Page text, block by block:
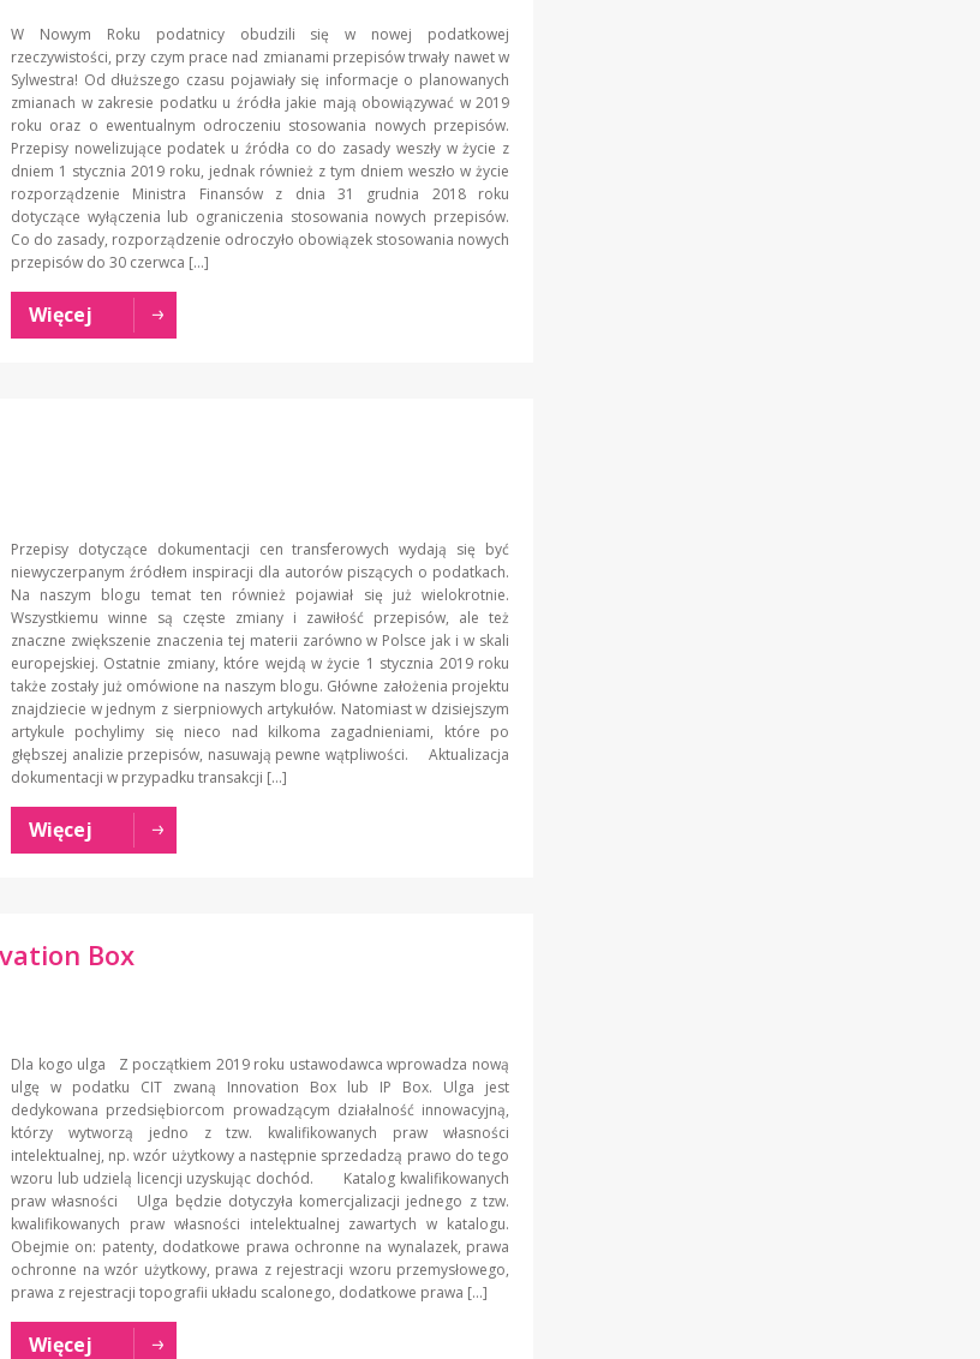
W Nowym Roku podatnicy obudzili się w nowej podatkowej
rzeczywistości, przy czym prace nad zmianami przepisów trwały nawet w
Sylwestra! Od dłuższego czasu pojawiały się informacje o planowanych
zmianach w zakresie podatku u źródła jakie mają obowiązywać w 2019
roku oraz o ewentualnym odroczeniu stosowania nowych przepisów.
Przepisy nowelizujące podatek u źródła co do zasady weszły w życie z
dniem 1 stycznia 2019 roku, jednak również z tym dniem weszło w życie
rozporządzenie Ministra Finansów z dnia 31 grudnia 2018 roku
dotyczące wyłączenia lub ograniczenia stosowania nowych przepisów.
Co do zasady, rozporządzenie odroczyło obowiązek stosowania nowych
przepisów do 30 czerwca […]
Więcej
Przepisy dotyczące dokumentacji cen transferowych wydają się być
niewyczerpanym źródłem inspiracji dla autorów piszących o podatkach.
Na naszym blogu temat ten również pojawiał się już wielokrotnie.
Wszystkiemu winne są częste zmiany i zawiłość przepisów, ale też
znaczne zwiększenie znaczenia tej materii zarówno w Polsce jak i w skali
europejskiej. Ostatnie zmiany, które wejdą w życie 1 stycznia 2019 roku
także zostały już omówione na naszym blogu. Główne założenia projektu
znajdziecie w jednym z sierpniowych artykułów. Natomiast w dzisiejszym
artykule pochylimy się nieco nad kilkoma zagadnieniami, które po
głębszej analizie przepisów, nasuwają pewne wątpliwości. Aktualizacja
dokumentacji w przypadku transakcji […]
Więcej
Box
Dla kogo ulga Z początkiem 2019 roku ustawodawca wprowadza nową
ulgę w podatku CIT zwaną Innovation Box lub IP Box. Ulga jest
dedykowana przedsiębiorcom prowadzącym działalność innowacyjną,
którzy wytworzą jedno z tzw. kwalifikowanych praw własności
intelektualnej, np. wzór użytkowy a następnie sprzedadzą prawo do tego
wzoru lub udzielą licencji uzyskując dochód. Katalog kwalifikowanych
praw własności Ulga będzie dotyczyła komercjalizacji jednego z tzw.
kwalifikowanych praw własności intelektualnej zawartych w katalogu.
Obejmie on: patenty, dodatkowe prawa ochronne na wynalazek, prawa
ochronne na wzór użytkowy, prawa z rejestracji wzoru przemysłowego,
prawa z rejestracji topografii układu scalonego, dodatkowe prawa […]
Więcej